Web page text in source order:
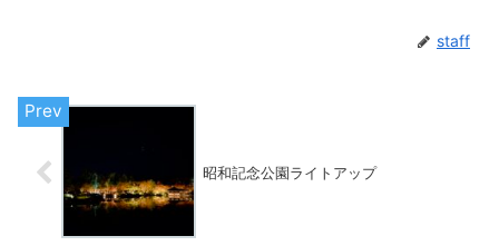
staff
昭和記念公園ライトアップ